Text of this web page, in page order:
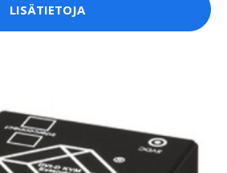
LISÄTIETOJA